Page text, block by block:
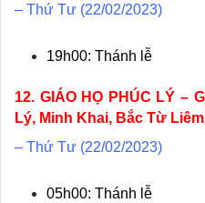
– Thứ Tư (22/02/2023)
19h00: Thánh lễ
12. GIÁO HỌ PHÚC LÝ –
Lý, Minh Khai, Bắc Từ
– Thứ Tư (22/02/2023)
05h00: Thánh lễ